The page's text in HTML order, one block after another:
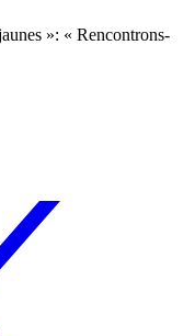
»: « Rencontrons-